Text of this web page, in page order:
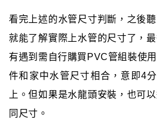
看完上述的水管尺寸判斷，之後
就能了解實際上水管的尺寸了，
有遇到需自行購買PVC管組裝使
件和家中水管尺寸相合，意即4
上。但如果是水龍頭安裝，也可
同尺寸。